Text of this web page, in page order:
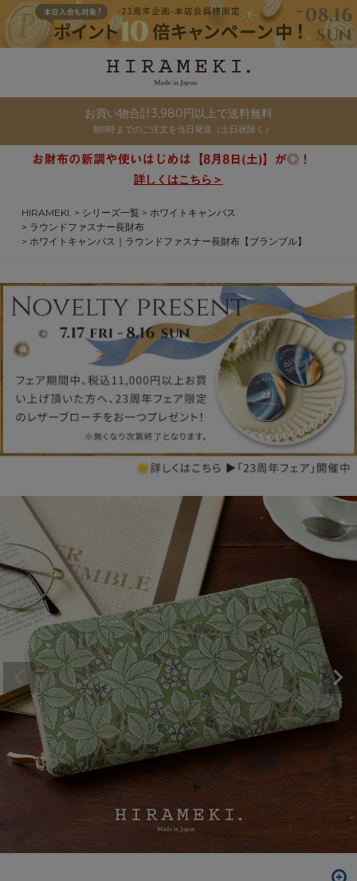
お買い物合計3,980円以上で送料無料
朝9時までのご注文を当日発送（土日祝除く）
詳しくはこちら＞
HIRAMEKI. シリーズ一覧
ホワイトキャンバス
ラウンドファスナー長財布
ホワイトキャンバス｜ラウンドファスナー長財布【ブランブル】